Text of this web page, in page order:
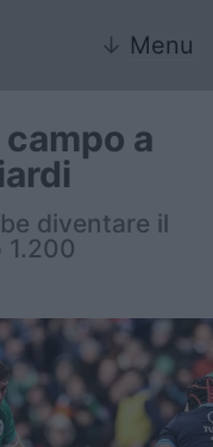
↓ Menu
a
diventare il
1.200